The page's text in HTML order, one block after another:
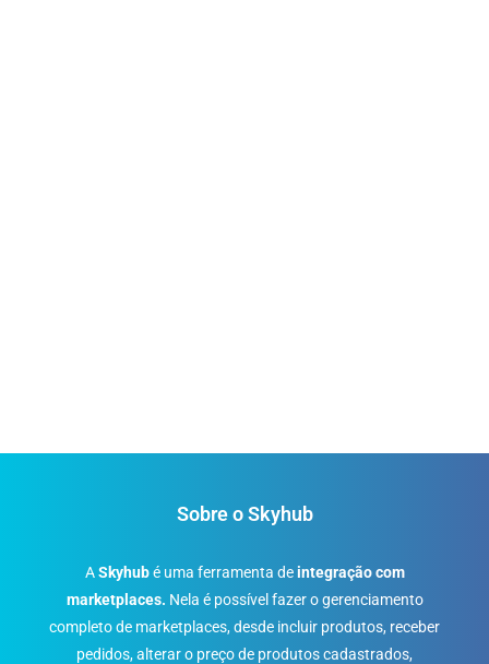
Sobre o Skyhub
ASkyhubé uma ferramenta deintegração com
marketplaces. Nela é possível fazer o gerenciamento
completo de marketplaces, desde incluir produtos, receber
pedidos, alterar o preço de produtos cadastrados,